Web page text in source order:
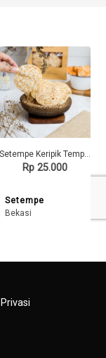
Setempe Keripik Tempe Original
Rp 25.000
Setempe
Bekasi